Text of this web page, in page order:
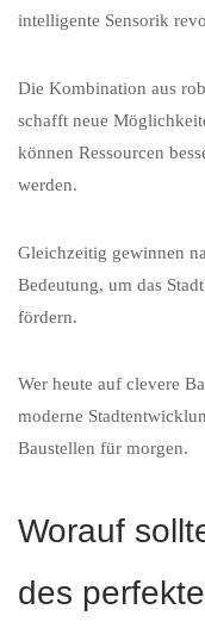
intelligente Sensorik
Die Kombination aus
schafft neue
können Ressourcen
werden.
Gleichzeitig gewinnen
Bedeutung, um das
fördern.
Wer heute auf clevere
moderne
Baustellen für morgen.
Worauf
des